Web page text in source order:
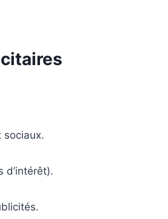
sociaux.
d’intérêt).